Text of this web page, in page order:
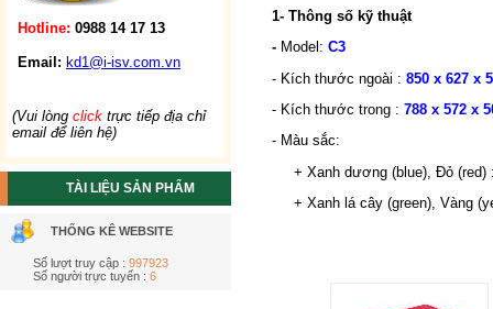
Hotline: 0988 14 17 13
Email: kd1@i-isv.com.vn
(Vui lòng click trực tiếp địa chỉ
email để liên hệ)
TÀI LIỆU SẢN PHẨM
THỐNG KÊ WEBSITE
Số lượt truy cập : 997923
Số người trực tuyến : 6
1- Thông số kỹ thuật
- Model: C3
- Kích thước ngoài : 850 x 627 x
- Kích thước trong : 788 x 572 x
- Màu sắc:
+ Xanh dương (blue), Đỏ (red)
+ Xanh lá cây (green), Vàng